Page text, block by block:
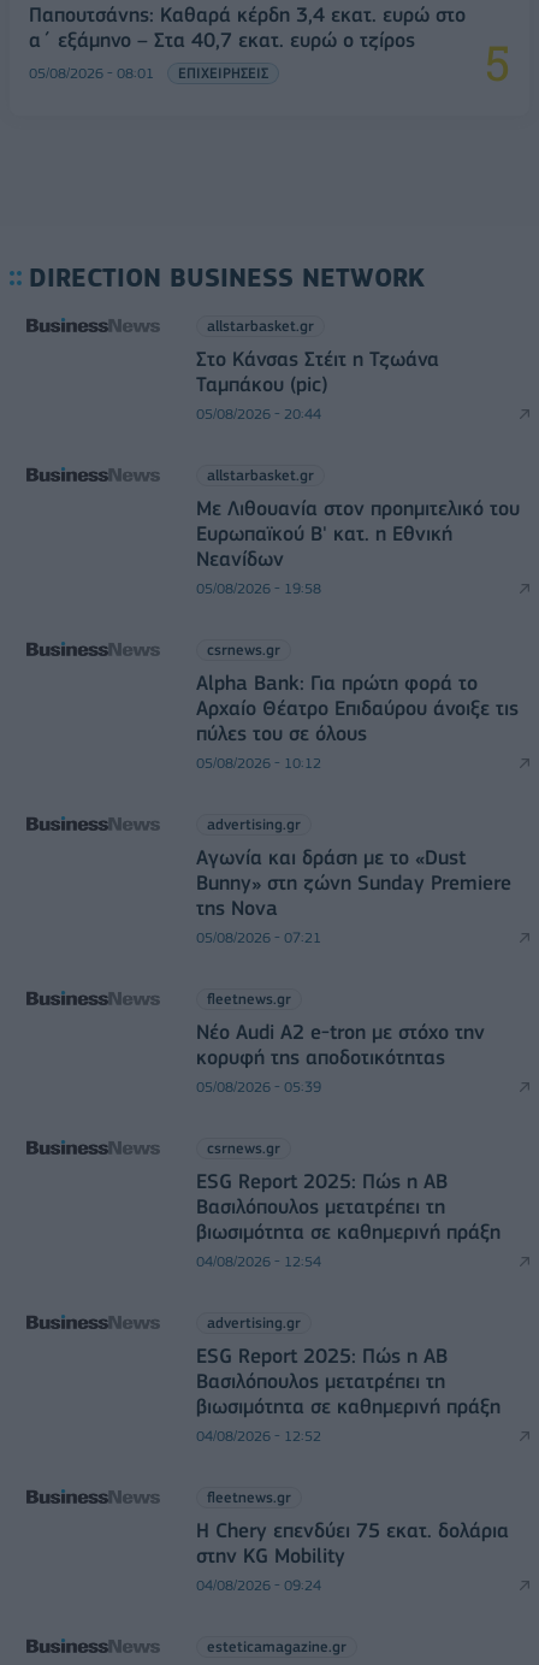
Παπουτσάνης: Καθαρά κέρδη 3,4 εκατ. ευρώ στο
α΄ εξάμηνο – Στα 40,7 εκατ. ευρώ ο τζίρος
05/08/2026 - 08:01 ΕΠΙΧΕΙΡΗΣΕΙΣ
DIRECTION BUSINESS NETWORK
allstarbasket.gr
Στο Κάνσας Στέιτ η Τζωάνα
Ταμπάκου (pic)
05/08/2026 - 20:44
allstarbasket.gr
Με Λιθουανία στον προημιτελικό του
Ευρωπαϊκού Β' κατ. η Εθνική
Νεανίδων
05/08/2026 - 19:58
csrnews.gr
Alpha Bank: Για πρώτη φορά το
Αρχαίο Θέατρο Επιδαύρου άνοιξε τις
πύλες του σε όλους
05/08/2026 - 10:12
advertising.gr
Αγωνία και δράση με το «Dust
Bunny» στη ζώνη Sunday Premiere
της Nova
05/08/2026 - 07:21
fleetnews.gr
Νέο Audi A2 e-tron με στόχο την
κορυφή της αποδοτικότητας
05/08/2026 - 05:39
csrnews.gr
ESG Report 2025: Πώς η ΑΒ
Βασιλόπουλος μετατρέπει τη
βιωσιμότητα σε καθημερινή πράξη
04/08/2026 - 12:54
advertising.gr
ESG Report 2025: Πώς η ΑΒ
Βασιλόπουλος μετατρέπει τη
βιωσιμότητα σε καθημερινή πράξη
04/08/2026 - 12:52
fleetnews.gr
Η Chery επενδύει 75 εκατ. δολάρια
στην KG Mobility
04/08/2026 - 09:24
esteticamagazine.gr